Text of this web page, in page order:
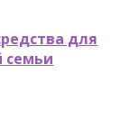
для
семьи